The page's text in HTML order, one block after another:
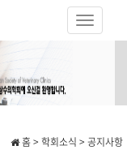
홈 > 학회소식 > 공지사항